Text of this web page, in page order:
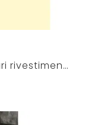
Sul mercato sono disponibili vari rivestimenti di design per i tuoi Salotti moderni, cosicché i modelli di pouf possano sempre abbinarsi al resto ...